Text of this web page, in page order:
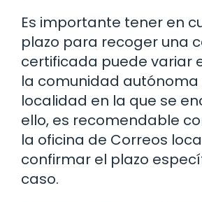
Es importante tener en
plazo para recoger una
certificada puede variar
la comunidad autónoma
localidad en la que se
ello, es recomendable
la oficina de Correos
confirmar el plazo
caso.